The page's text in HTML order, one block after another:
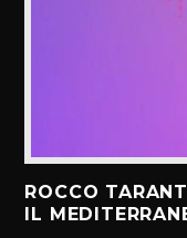
ROCCO
IL